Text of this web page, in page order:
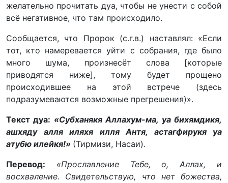
желательно прочитать дуа, чтобы не унести с собой
всё негативное, что там происходило.
Сообщается, что Пророк (с.г.в.) наставлял: «Если
тот, кто намеревается уйти с собрания, где было
много шума, произнесёт слова [которые
приводятся ниже], тому будет прощено
происходившее на этой встрече (здесь
подразумеваются возможные прегрешения)».
Текст дуа: «Субханякя Аллахум-ма, уа бихямдикя,
ашхяду алля иляхя илля Антя, астагфирукя уа
атубю илейкя!» (Тирмизи, Насаи).
Перевод:
«Прославление Тебе, о, Аллах, и
восхваление. Свидетельствую, что нет божества,